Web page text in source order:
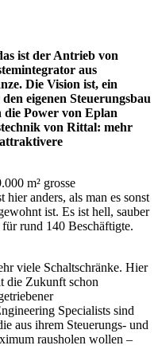
ist der Antrieb von
aus
Die Vision ist, ein
eigenen Steuerungsbau
die Power von Eplan
von Rittal: mehr
m² grosse
hier anders, als man es sonst
ist. Es ist hell, sauber
rund 140 Beschäftigte.
viele Schaltschränke. Hier
die Zukunft schon
Specialists sind
aus ihrem Steuerungs- und
rausholen wollen –